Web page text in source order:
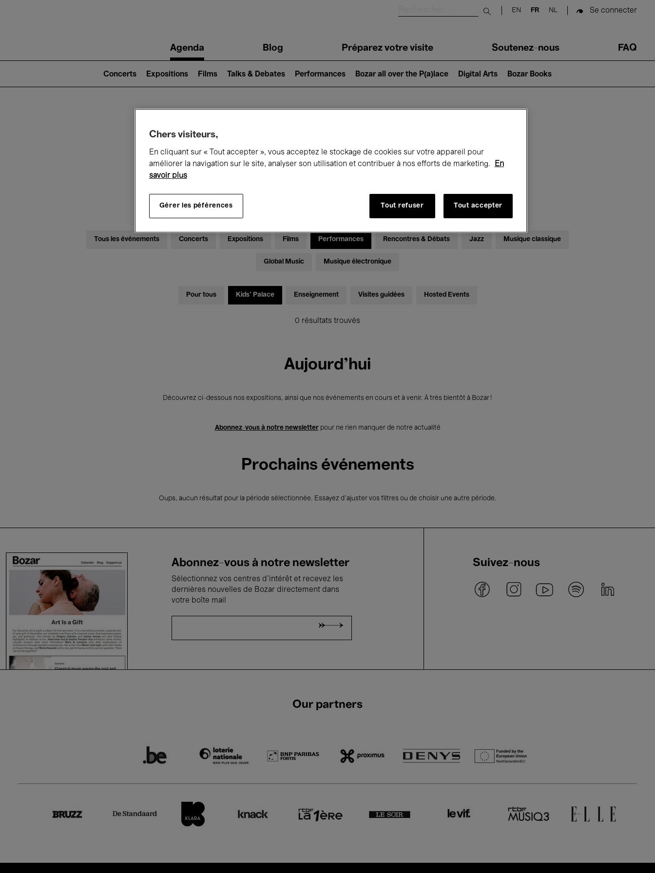
Submit search
EN FR NL Se connecter
navigationAgenda Blog Préparez votre visite Soutenez-nous FAQ
2)
Concerts Expositions Films Talks & Debates Performances Bozar all over the P(a)lace Digital Arts Bozar Books
Ce qui se passe à Bozar
Samedi 08 - Dimanche 16 Août 2026
Tous les événements Concerts Expositions Films Performances Rencontres & Débats Jazz Musique classique
Global Music Musique électronique
Pour tous Kids’ Palace Enseignement Visites guidées Hosted Events
0 résultats trouvés
Aujourd'hui
Découvrez ci-dessous nos expositions, ainsi que nos événements en cours et à venir. À très bientôt à Bozar !
Abonnez-vous à notre newsletterpour ne rien manquer de notre actualité
Prochains événements
Oups, aucun résultat pour la période sélectionnée. Essayez d’ajuster vos filtres ou de choisir une autre période.
Abonnez-vous à notre newsletter
Sélectionnez vos centres d'intérêt et recevez les
dernières nouvelles de Bozar directement dans
votre boîte mail
Suivez-nous
Our partners
Chers visiteurs,
En cliquant sur « Tout accepter », vous acceptez le stockage de cookies sur votre appareil pour
améliorer la navigation sur le site, analyser son utilisation et contribuer à nos efforts de marketing.
En
savoir plus
Gérer les péférences Tout refuser Tout accepter